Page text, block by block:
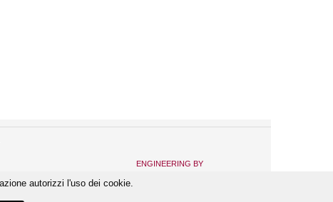
ENGINEERING BY
autorizzi l'uso dei cookie.